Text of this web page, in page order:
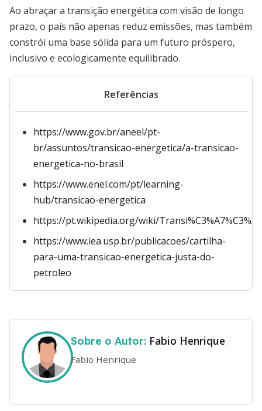
Ao abraçar a transição energética com visão de longo
prazo, o país não apenas reduz emissões, mas também
constrói uma base sólida para um futuro próspero,
inclusivo e ecologicamente equilibrado.
Referências
https://www.gov.br/aneel/pt-
br/assuntos/transicao-energetica/a-transicao-
energetica-no-brasil
https://www.enel.com/pt/learning-
hub/transicao-energetica
https://pt.wikipedia.org/wiki/
https://www.iea.usp.br/publicacoes/cartilha-
para-uma-transicao-energetica-justa-do-
petroleo
Sobre o Autor: Fabio Henrique
Fabio Henrique